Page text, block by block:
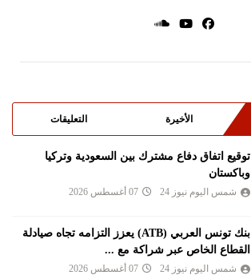
الأخيرة التعليقات
توقيع اتفاق دفاع مشترك بين السعودية وتركيا
وباكستان
شمس اليوم نيوز 24 07 أغسطس 2026
بنك تونس العربي (ATB) يعزز التزامه تجاه صيادلة
القطاع الخاص عبر شراكة مع ...
شمس اليوم نيوز 24 07 أغسطس 2026